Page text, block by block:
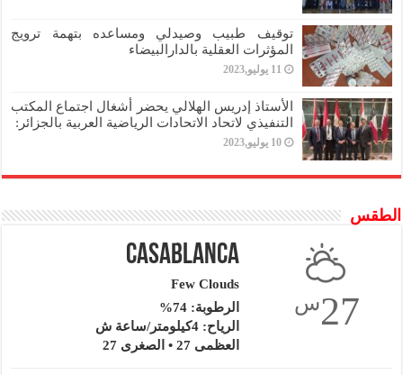
توقيف طبيب وصيدلي ومساعده بتهمة ترويج
المؤثرات العقلية بالدارالبيضاء
11 يوليو,2023
الأستاذ إدريس الهلالي يحضر أشغال اجتماع المكتب
التنفيذي لاتحاد الاتحادات الرياضية العربية بالجزائر:
10 يوليو,2023
الطقس
27س
Casablanca
Few Clouds
الرطوبة: 74%
الرياح: 4كيلومتر/ساعة ش
العظمى 27 • الصغرى 27